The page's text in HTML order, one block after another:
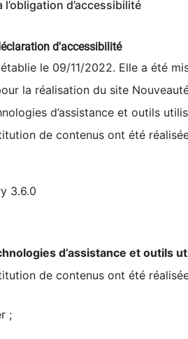
d’accessibilité
d'accessibilité
le 09/11/2022. Elle a été
la réalisation du site
d’assistance et outils
de contenus ont été
3.6.0
d’assistance et outils
de contenus ont été
;